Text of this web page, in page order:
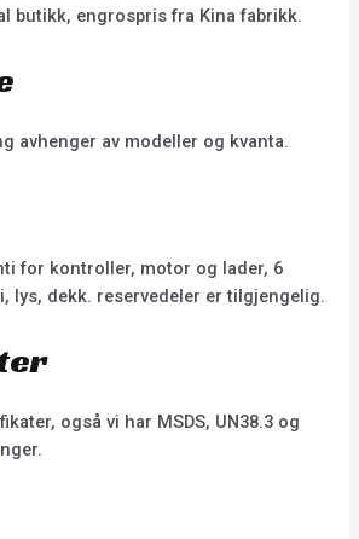
butikk, engrospris fra Kina fabrikk.
avhenger av modeller og kvanta.
for kontroller, motor og lader, 6
lys, dekk. reservedeler er tilgjengelig.
også vi har MSDS, UN38.3 og